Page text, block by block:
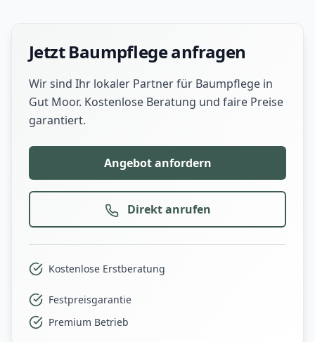
Jetzt Baumpflege anfragen
Wir sind Ihr lokaler Partner für Baumpflege in
Gut Moor. Kostenlose Beratung und faire Preise
garantiert.
Angebot anfordern
Direkt anrufen
Kostenlose Erstberatung
Festpreisgarantie
Premium Betrieb